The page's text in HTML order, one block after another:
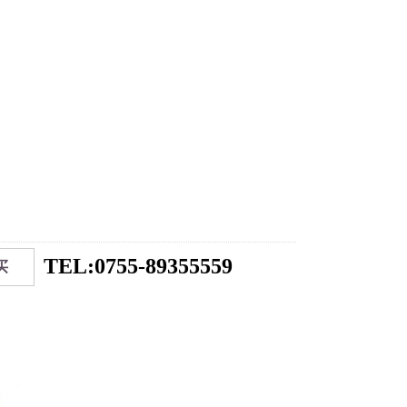
TEL:0755-89355559